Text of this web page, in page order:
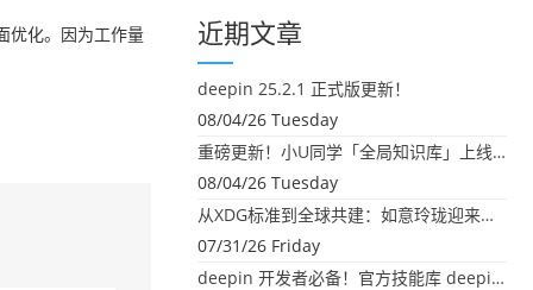
优化。因为工作量 近期文章
deepin 25.2.1 正式版更新！
08/04/26 Tuesday
重磅更新！小U同学「全局知识库」上线：你的本地文件，终于"活"起来了
08/04/26 Tuesday
从XDG标准到全球共建：如意玲珑迎来首个海外开源贡献
07/31/26 Friday
deepin 开发者必备！官方技能库 deepin-skills 正式开源